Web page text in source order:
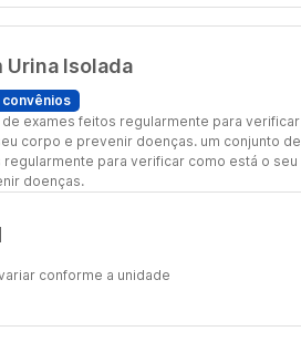
Urina Isolada
de exames feitos regularmente para verificar
corpo e prevenir doenças. um conjunto de
regularmente para verificar como está o seu
doenças.
conforme a unidade